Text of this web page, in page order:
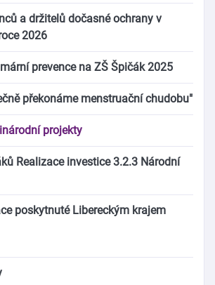
a držitelů dočasné ochrany v
2026
prevence na ZŠ Špičák 2025
překonáme menstruační chudobu"
projekty
Realizace investice 3.2.3 Národní
poskytnuté Libereckým krajem